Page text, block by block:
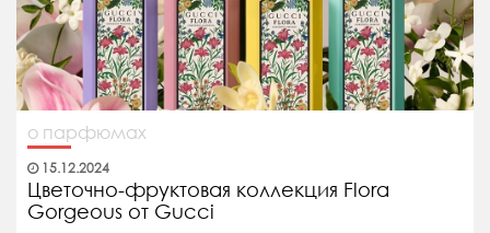
о парфюмах
15.12.2024
Цветочно-фруктовая коллекция Flora
Gorgeous от Gucci